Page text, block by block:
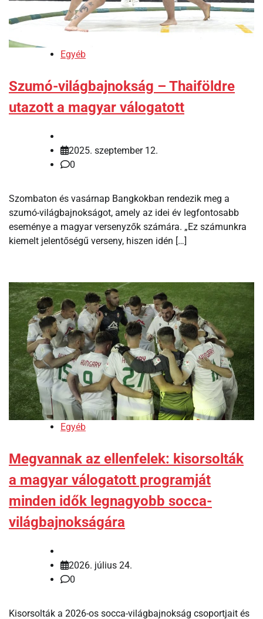
Egyéb
Szumó-világbajnokság – Thaiföldre
utazott a magyar válogatott
2025. szeptember 12.
0
Szombaton és vasárnap Bangkokban rendezik meg a
szumó-világbajnokságot, amely az idei év legfontosabb
eseménye a magyar versenyzők számára. „Ez számunkra
kiemelt jelentőségű verseny, hiszen idén […]
Egyéb
Megvannak az ellenfelek: kisorsolták
a magyar válogatott programját
minden idők legnagyobb socca-
világbajnokságára
2026. július 24.
0
Kisorsolták a 2026-os socca-világbajnokság csoportjait és